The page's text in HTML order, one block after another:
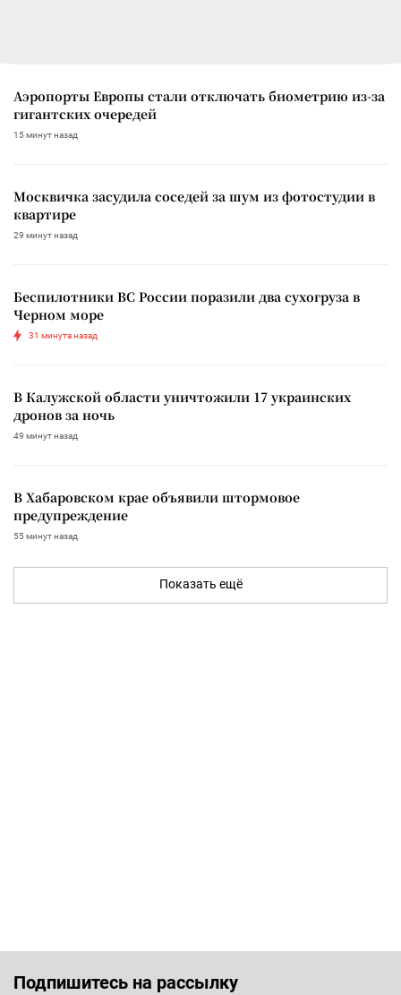
Аэропорты Европы стали отключать биометрию из-за
гигантских очередей
15 минут назад
Москвичка засудила соседей за шум из фотостудии в
квартире
29 минут назад
Беспилотники ВС России поразили два сухогруза в
Черном море
31 минута назад
В Калужской области уничтожили 17 украинских
дронов за ночь
49 минут назад
В Хабаровском крае объявили штормовое
предупреждение
55 минут назад
Показать ещё
Подпишитесь на рассылку